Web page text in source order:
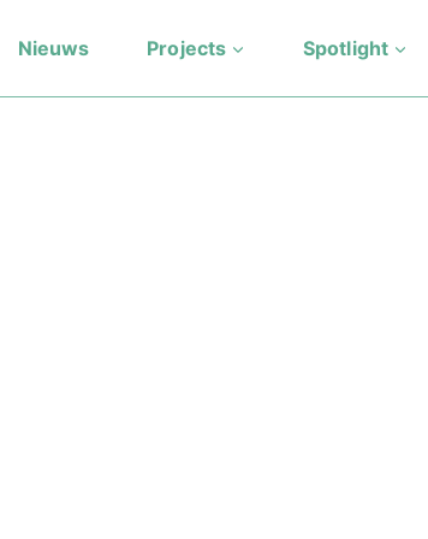
Nieuws Projects Spotlight